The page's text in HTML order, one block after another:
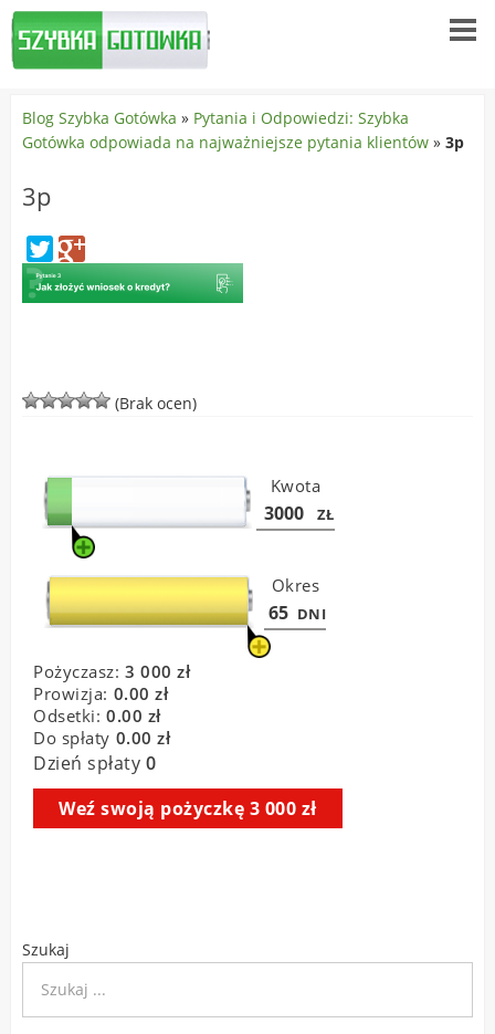
Blog Szybka Gotówka » Pytania i Odpowiedzi: Szybka
Gotówka odpowiada na najważniejsze pytania klientów» 3p
3p
(Brak ocen)
Szukaj